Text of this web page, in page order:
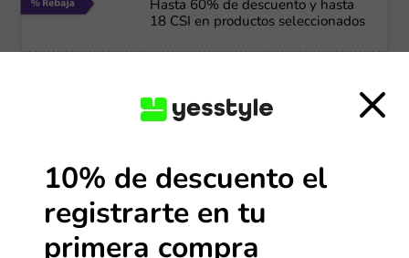
Hasta 60% de descuento y hasta
18 CSI en productos seleccionados
nueva colección de perfumes
Más cupones de Natura
10% de descuento el
registrarte en tu
primera compra